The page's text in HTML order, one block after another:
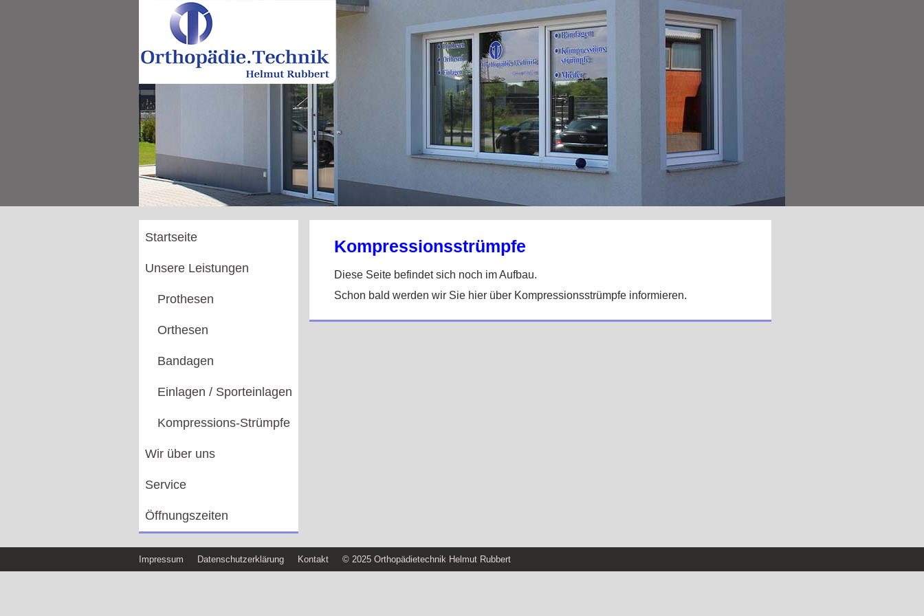
Startseite
Unsere Leistungen
Prothesen
Orthesen
Bandagen
Einlagen / Sporteinlagen
Kompressions-Strümpfe
Wir über uns
Service
Öffnungszeiten
Kompressionsstrümpfe
Diese Seite befindet sich noch im Aufbau.
Schon bald werden wir Sie hier über Kompressionsstrümpfe informieren.
Impressum Datenschutzerklärung Kontakt © 2025 Orthopädietechnik Helmut Rubbert